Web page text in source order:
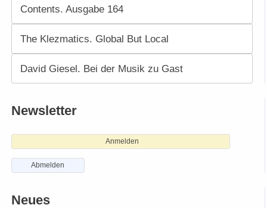
Contents. Ausgabe 164
The Klezmatics. Global But Local
David Giesel. Bei der Musik zu Gast
Newsletter
Anmelden
Abmelden
Neues